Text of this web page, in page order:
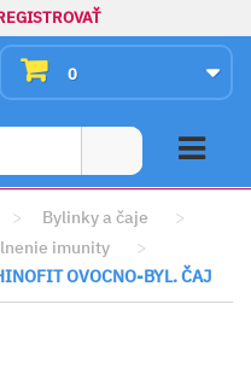
0
> Bylinky a čaje
>
imunity
>
OVOCNO-BYL. ČAJ